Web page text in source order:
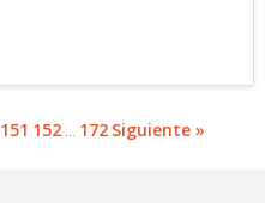
151 152 172 Siguiente »